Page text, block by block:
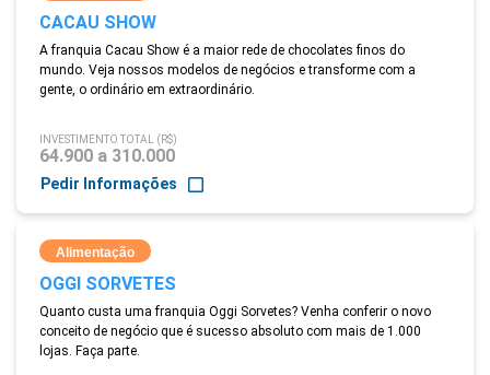
CACAU SHOW
A franquia Cacau Show é a maior rede de chocolates finos do
mundo. Veja nossos modelos de negócios e transforme com a
gente, o ordinário em extraordinário.
INVESTIMENTO TOTAL (R$)
64.900 a 310.000
Pedir Informações
Alimentação
OGGI SORVETES
Quanto custa uma franquia Oggi Sorvetes? Venha conferir o novo
conceito de negócio que é sucesso absoluto com mais de 1.000
lojas. Faça parte.